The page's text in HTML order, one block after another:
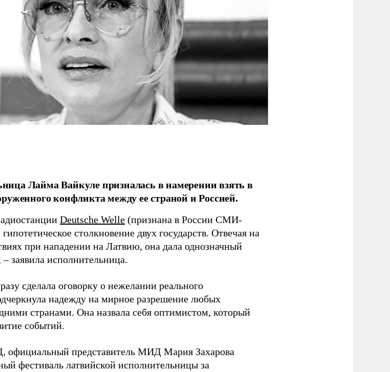
Лайма Вайкуле призналась в намерении взять в
конфликта между ее страной и Россией.
Deutsche Welle (признана в России СМИ-
столкновение двух государств. Отвечая на
при нападении на Латвию, она дала однозначный
заявила исполнительница.
сделала оговорку о нежелании реального
надежду на мирное разрешение любых
странами. Она назвала себя оптимистом, который
событий.
официальный представитель МИД Мария Захарова
фестиваль латвийской исполнительницы за